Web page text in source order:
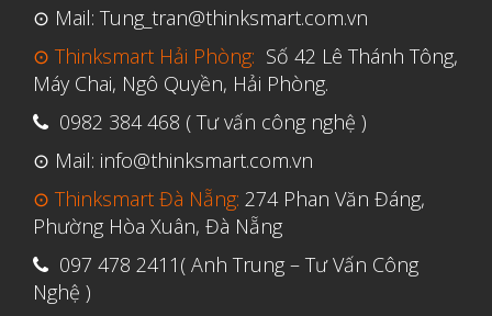
⊙ Mail: Tung_tran@thinksmart.com.vn
⊙ Thinksmart Hải Phòng: Số 42 Lê Thánh Tông,
Máy Chai, Ngô Quyền, Hải Phòng.
0982 384 468 ( Tư vấn công nghệ )
⊙ Mail: info@thinksmart.com.vn
⊙ Thinksmart Đà Nẵng: 274 Phan Văn Đáng,
Phường Hòa Xuân, Đà Nẵng
097 478 2411( Anh Trung – Tư Vấn Công
Nghệ )